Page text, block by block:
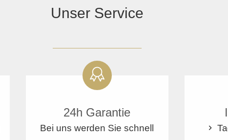
Unser Service
24h Garantie
Bei uns werden Sie schnell